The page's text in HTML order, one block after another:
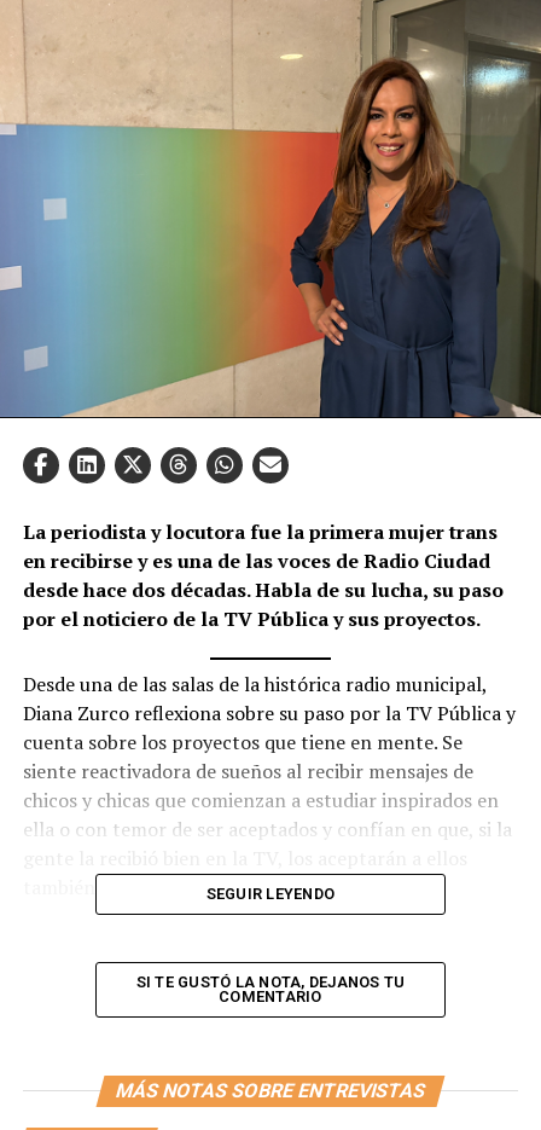
La periodista y locutora fue la primera mujer trans
en recibirse y es una de las voces de Radio Ciudad
desde hace dos décadas. Habla de su lucha, su paso
por el noticiero de la TV Pública y sus proyectos.
Desde una de las salas de la histórica radio municipal,
Diana Zurco reflexiona sobre su paso por la TV Pública y
cuenta sobre los proyectos que tiene en mente. Se
siente reactivadora de sueños al recibir mensajes de
chicos y chicas que comienzan a estudiar inspirados en
ella o con temor de ser aceptados y confían en que, si la
también.
de un noticiero en el prime time marcó un hito?
-Se estaba dando un cambio de paradigma, yo era muy
decisión de la gerencia del canal, bajo un gobierno que
así lo decidía. En el noticiero sostuve la premisa de
SEGUIR LEYENDO
SI TE GUSTÓ LA NOTA, DEJANOS TU
COMENTARIO
MÁS NOTAS SOBRE ENTREVISTAS